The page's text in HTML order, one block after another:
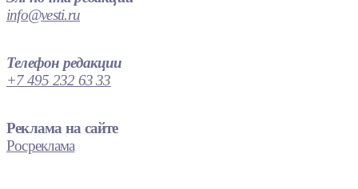
info@vesti.ru
Телефон редакции
+7 495 232 63 33
Реклама на сайте
Росреклама